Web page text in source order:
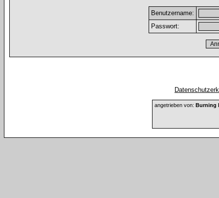
Benutzername:
Passwort:
angetrieben von: Burning